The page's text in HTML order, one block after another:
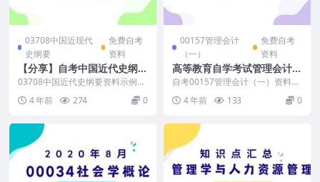
03708中国近现代
史纲要
免费自考
资料
【分享】自考中国近代史纲要
各章重难点总结
03708中国近代史纲要资料示例：
（资料是免费的，适用于全国高等
教育自学考试中...
4 年前 274 0
00157管理会计
（一）
免费自考
资料
高等教育自学考试管理会计
（一）考前必看
自考00157管理会计（一）资料示
例： （资料是免费的，适用于全
国高等教育自学考...
4 年前 133 0